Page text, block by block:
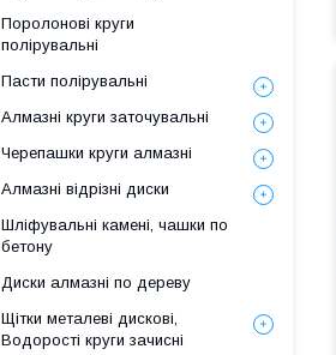
Поролонові круги
полірувальні
Пасти полірувальні
Алмазні круги заточувальні
Черепашки круги алмазні
Алмазні відрізні диски
Шліфувальні камені, чашки по
бетону
Диски алмазні по дереву
Щітки металеві дискові,
Водорості круги зачисні